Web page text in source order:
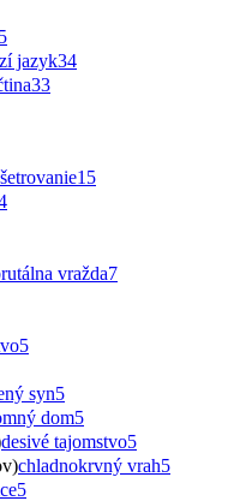
jazyk34
33
15
vražda7
5
syn5
dom5
desivé tajomstvo5
chladnokrvný vrah5
5